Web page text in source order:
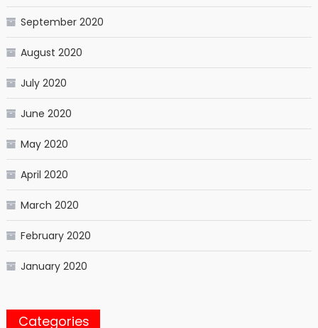
September 2020
August 2020
July 2020
June 2020
May 2020
April 2020
March 2020
February 2020
January 2020
Categories